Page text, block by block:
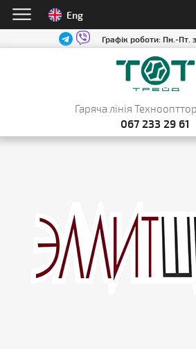
Eng
Графік роботи: Пн.-Пт.
Гаряча лінія
067 233 29 61